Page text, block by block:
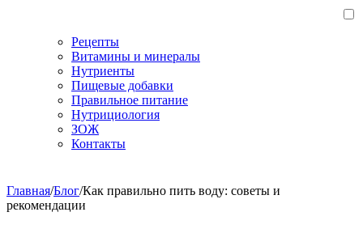
Рецепты
Витамины и минералы
Нутриенты
Пищевые добавки
Правильное питание
Нутрициология
ЗОЖ
Контакты
Главная/Блог/Как правильно пить воду: советы и
рекомендации